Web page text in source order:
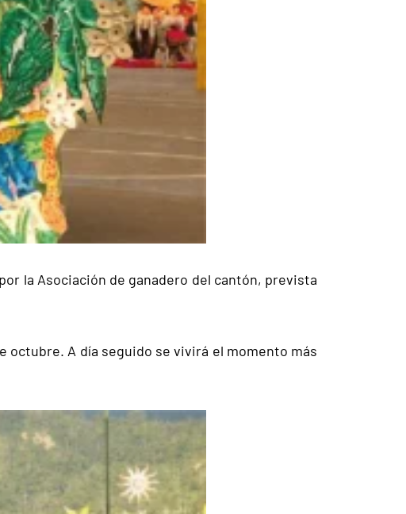
la Asociación de ganadero del cantón, prevista
octubre. A día seguido se vivirá el momento más